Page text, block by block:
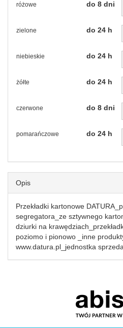
różowe do 8 dni
zielone do 24 h
niebieskie do 24 h
żółte do 24 h
czerwone do 8 dni
pomarańczowe do 24 h
Opis
Przekładki kartonowe
segregatora_ze sztywnego
dziurki na
poziomo i pionowo _inne
www.datura.pl_jednostka